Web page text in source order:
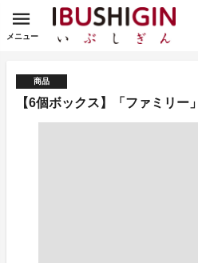
メニュー
商品
【6個ボックス】「ファミリー」